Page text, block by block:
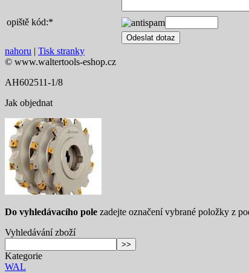
opiště kód:*
nahoru | Tisk stranky
© www.waltertools-eshop.cz
AH602511-1/8
Jak objednat
Do vyhledávacího pole zadejte označení vybrané položky z
Vyhledávání zboží
Kategorie
WAL